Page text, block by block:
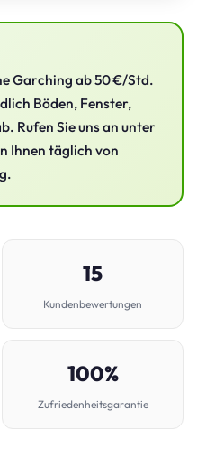
Garching ab 50 €/Std.
Böden, Fenster,
Rufen Sie uns an unter
Ihnen täglich von
15
Kundenbewertungen
100%
Zufriedenheitsgarantie